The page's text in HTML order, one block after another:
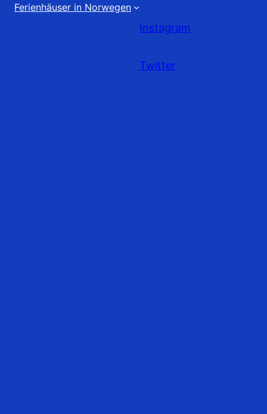
Ferienhäuser in Norwegen
Instagram
Twitter